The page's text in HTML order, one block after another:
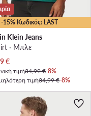
15% Κωδικός: LAST
Klein Jeans
· Μπλε
τιμή
€
τιμή34,99 €-8%
τιμή34,99 €-8%